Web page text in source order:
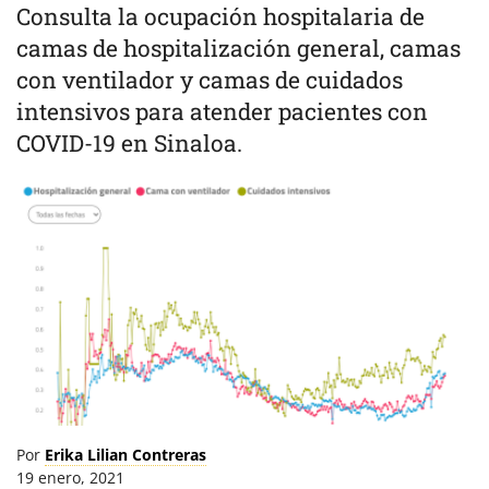
Consulta la ocupación hospitalaria de
camas de hospitalización general, camas
con ventilador y camas de cuidados
intensivos para atender pacientes con
COVID-19 en Sinaloa.
Por Erika Lilian Contreras
19 enero, 2021